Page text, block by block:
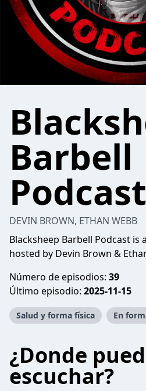
Barbell
Podcast
DEVIN BROWN, ETHAN WEBB
Blacksheep Barbell Podcast is
hosted by Devin Brown &
Número de episodios: 39
Último episodio: 2025-11-15
Salud y forma física En
¿Donde
escuchar?